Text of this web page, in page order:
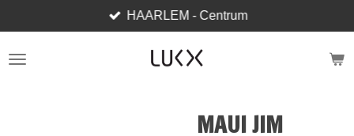
to
main
HAARLEM - Centrum
MAUI JIM